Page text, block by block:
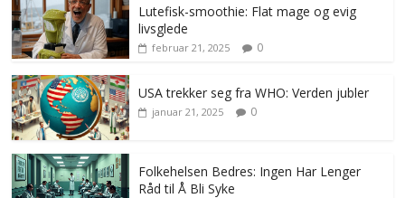
Lutefisk-smoothie: Flat mage og evig
livsglede
februar 21, 2025 0
USA trekker seg fra WHO: Verden jubler
januar 21, 2025 0
Folkehelsen Bedres: Ingen Har Lenger
Råd til Å Bli Syke